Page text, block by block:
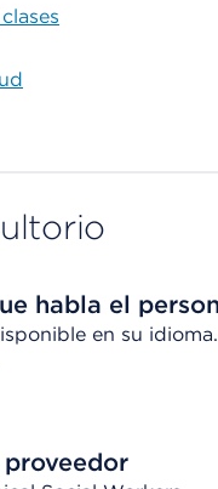
habla el
en su idioma.